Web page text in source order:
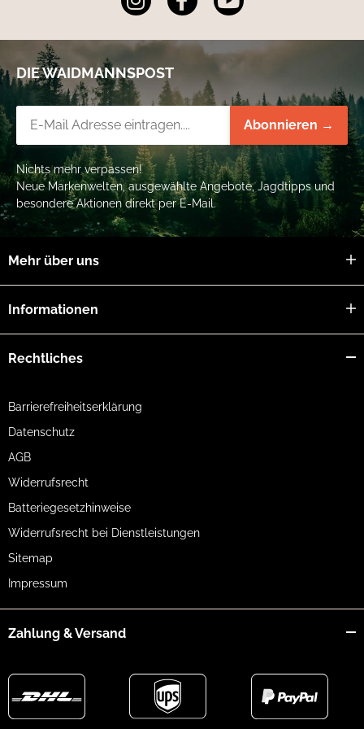
DIE WAIDMANNSPOST
Abonnieren →
Nichts mehr verpassen!
Neue Markenwelten, ausgewählte Angebote, Jagdtipps und
besondere Aktionen direkt per E-Mail.
Mehr über uns
Informationen
Rechtliches
Barrierefreiheitserklärung
Datenschutz
AGB
Widerrufsrecht
Batteriegesetzhinweise
Widerrufsrecht bei Dienstleistungen
Sitemap
Impressum
Zahlung & Versand